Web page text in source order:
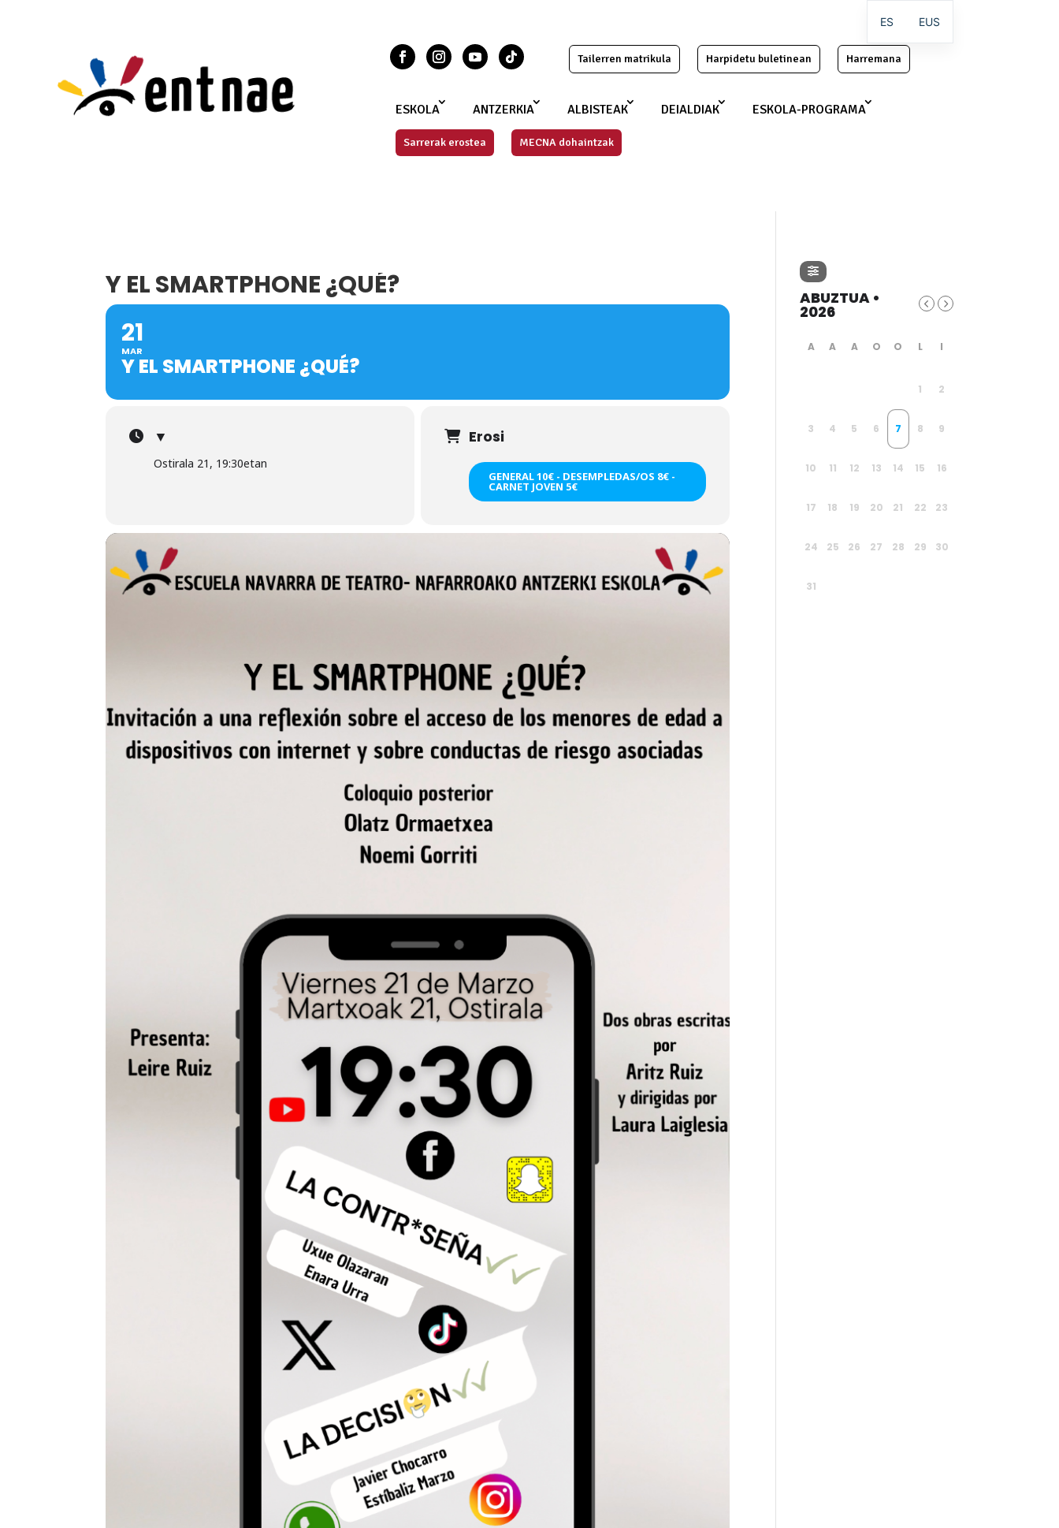
Tailerren matrikula Harpidetu buletinean Harremana
ESKOLA ANTZERKIA ALBISTEAK DEIALDIAK ESKOLA-PROGRAMA
Sarrerak erostea MECNA dohaintzak
Y EL SMARTPHONE ¿QUÉ?
21
MAR
Y EL SMARTPHONE ¿QUÉ?
▼
Ostirala 21, 19:30etan
Erosi
GENERAL 10€ - DESEMPLEDAS/OS 8€ -
CARNET JOVEN 5€
ABUZTUA •
2026
1 2
3 4 5 6 7 8 9
10 11 12 13 14 15 16
17 18 19 20 21 22 23
24 25 26 27 28 29 30
31
ES EUS